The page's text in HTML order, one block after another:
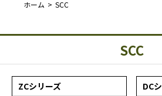
ホーム SCC
SCC
ZCシリーズ DC